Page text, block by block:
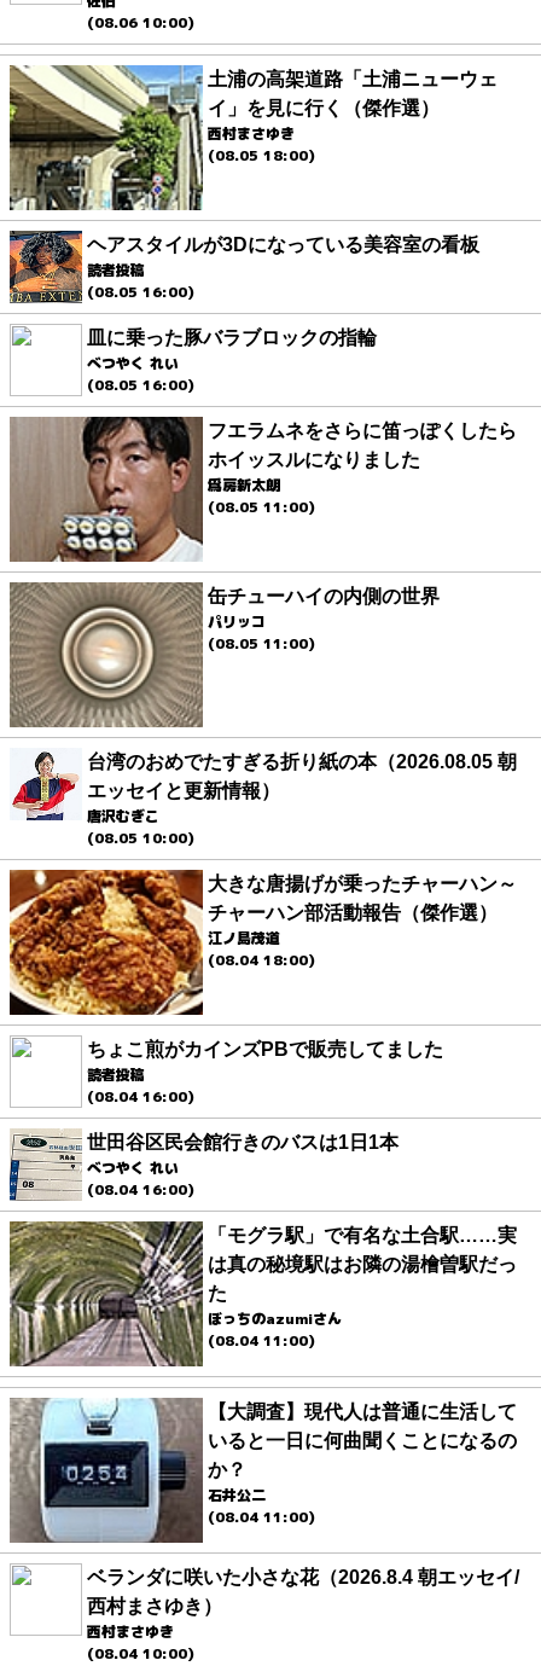
(08.06 10:00)
土浦の高架道路「土浦ニューウェ
イ」を見に行く（傑作選）
西村まさゆき
(08.05 18:00)
ヘアスタイルが3Dになっている美容室の看板
読者投稿
(08.05 16:00)
皿に乗った豚バラブロックの指輪
べつやく れい
(08.05 16:00)
フエラムネをさらに笛っぽくしたら
ホイッスルになりました
爲房新太朗
(08.05 11:00)
缶チューハイの内側の世界
パリッコ
(08.05 11:00)
台湾のおめでたすぎる折り紙の本（2026.08.05 朝
エッセイと更新情報）
唐沢むぎこ
(08.05 10:00)
大きな唐揚げが乗ったチャーハン～
チャーハン部活動報告（傑作選）
江ノ島茂道
(08.04 18:00)
ちょこ煎がカインズPBで販売してました
読者投稿
(08.04 16:00)
世田谷区民会館行きのバスは1日1本
べつやく れい
(08.04 16:00)
「モグラ駅」で有名な土合駅……実
は真の秘境駅はお隣の湯檜曽駅だっ
た
ぼっちのazumiさん
(08.04 11:00)
【大調査】現代人は普通に生活して
いると一日に何曲聞くことになるの
か？
石井公二
(08.04 11:00)
ベランダに咲いた小さな花（2026.8.4 朝エッセイ/
西村まさゆき）
西村まさゆき
(08.04 10:00)